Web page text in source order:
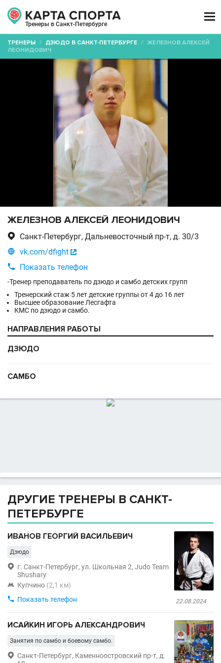
Тренеры в Санкт-Петербурге

ТРЕНЕРЫ / ДЗЮДО В САНКТ-ПЕТЕРБУРГЕ / ЖЕЛЕЗНОВ АЛЕКСЕЙ
ЛЕОНИДОВИЧ
ЖЕЛЕЗНОВ АЛЕКСЕЙ ЛЕОНИДОВИЧ
 Санкт-Петербург, Дальневосточный пр-т, д. 30/3
 vk.com/dfight 

Показать телефон
-Тренер преподаватель по дзюдо и самбо детских групп
Тренерский стаж 5 лет детские группы от 4 до 16 лет
Высшее образование Лесгафта
КМС по дзюдо и самбо.
НАПРАВЛЕНИЯ РАБОТЫ
ДЗЮДО
САМБО
ДРУГИЕ ТРЕНЕРЫ В САНКТ-
ПЕТЕРБУРГЕ
ИВАНОВ ГЕОРГИЙ ВАСИЛЬЕВИЧ
Дзюдо
 г. Санкт-Петербург, ул. Школьная 2, Judo Team
Shushary
 Купчино (2,1 км)
22.08.2024
 Показать телефон
ИСАЙКИН ИГОРЬ АЛЕКСАНДРОВИЧ
Занятия по самбо и боевому самбо.
 Санкт-Петербург, Каменноостровский пр-т, д.